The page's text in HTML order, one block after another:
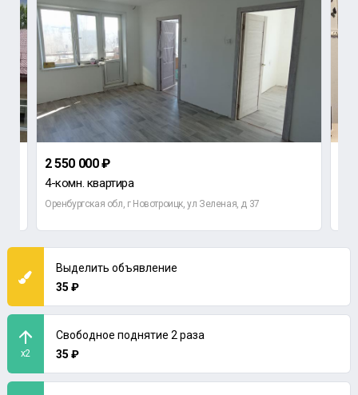
2 550 000 ₽
4-комн. квартира
Оренбургская обл, г Новотроицк, ул Зеленая, д 37
Выделить объявление
35 ₽
x2
Свободное поднятие 2 раза
35 ₽